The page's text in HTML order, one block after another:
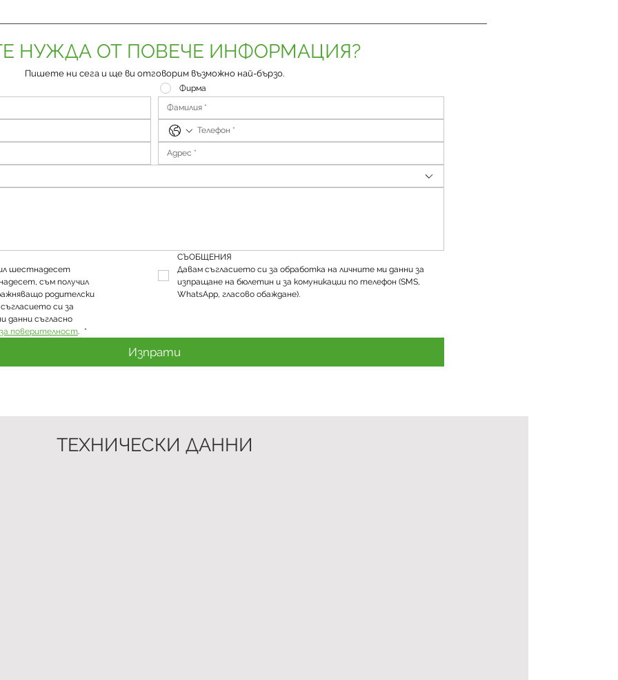
НУЖДА ОТ ПОВЕЧЕ ИНФОРМАЦИЯ?
Пишете ни сега и ще ви отговорим възможно най-бързо.
Фирма
шестнадесет
съм получил
родителски
си за
данни съгласно
поверителност. *
СЪОБЩЕНИЯ
Давам съгласието си за обработка на личните ми данни за
изпращане на бюлетин и за комуникации по телефон (SMS,
WhatsApp, гласово обаждане).
Изпрати
ТЕХНИЧЕСКИ ДАННИ